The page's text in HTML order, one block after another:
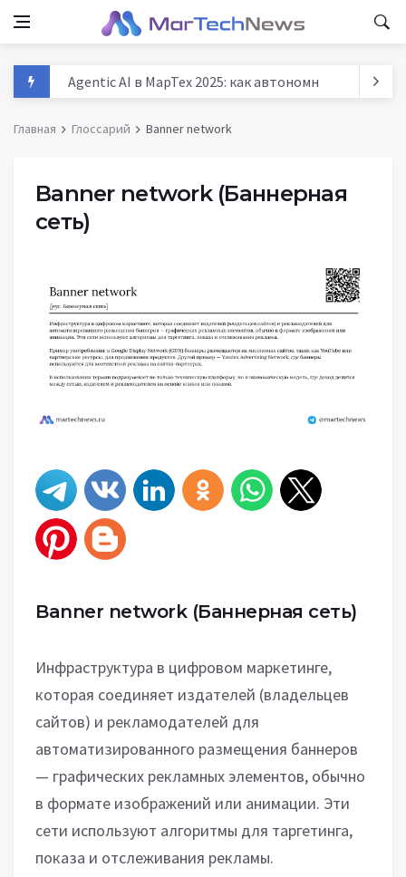
Agentic AI в МарТех 2025: как автономные агенты
Главная Глоссарий Banner network
Banner network (Баннерная
сеть)
Banner network (Баннерная сеть)
Инфраструктура в цифровом маркетинге,
которая соединяет издателей (владельцев
сайтов) и рекламодателей для
автоматизированного размещения баннеров
— графических рекламных элементов, обычно
в формате изображений или анимации. Эти
сети используют алгоритмы для таргетинга,
показа и отслеживания рекламы.